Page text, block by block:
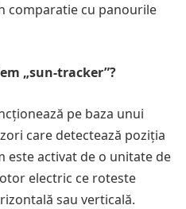
comparatie cu panourile
„sun-tracker”?
pe baza unui
care detectează poziția
este activat de o unitate de
electric ce roteste
sau verticală.